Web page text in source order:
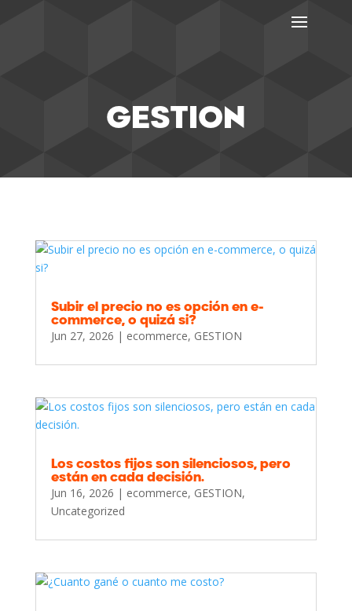
GESTION
Subir el precio no es opción en e-
commerce, o quizá si?
Jun 27, 2026 | ecommerce, GESTION
Los costos fijos son silenciosos, pero
están en cada decisión.
Jun 16, 2026 | ecommerce, GESTION,
Uncategorized